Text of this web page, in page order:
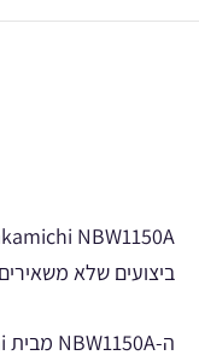
ביצועים שלא